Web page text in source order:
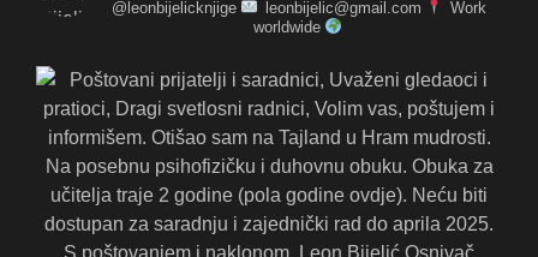
@leonbijelicknjige
leonbijelic@gmail.com
Work
worldwide